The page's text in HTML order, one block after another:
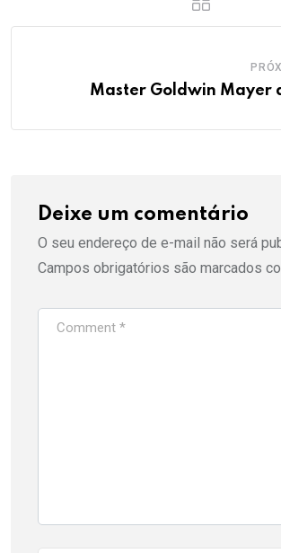
Master Goldwin Mayer
Deixe um comentário
O seu endereço de e-mail não será
Campos obrigatórios são marcados